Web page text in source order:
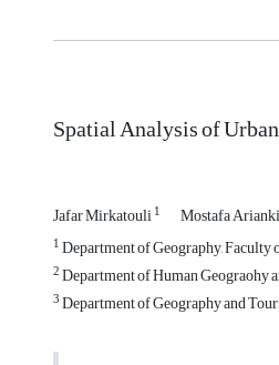
Spatial Analysis of
Jafar Mirkatouli1 Mostafa
1Department of Geography, Faculty
2Department of Human Geograohy
3Department of Geography and